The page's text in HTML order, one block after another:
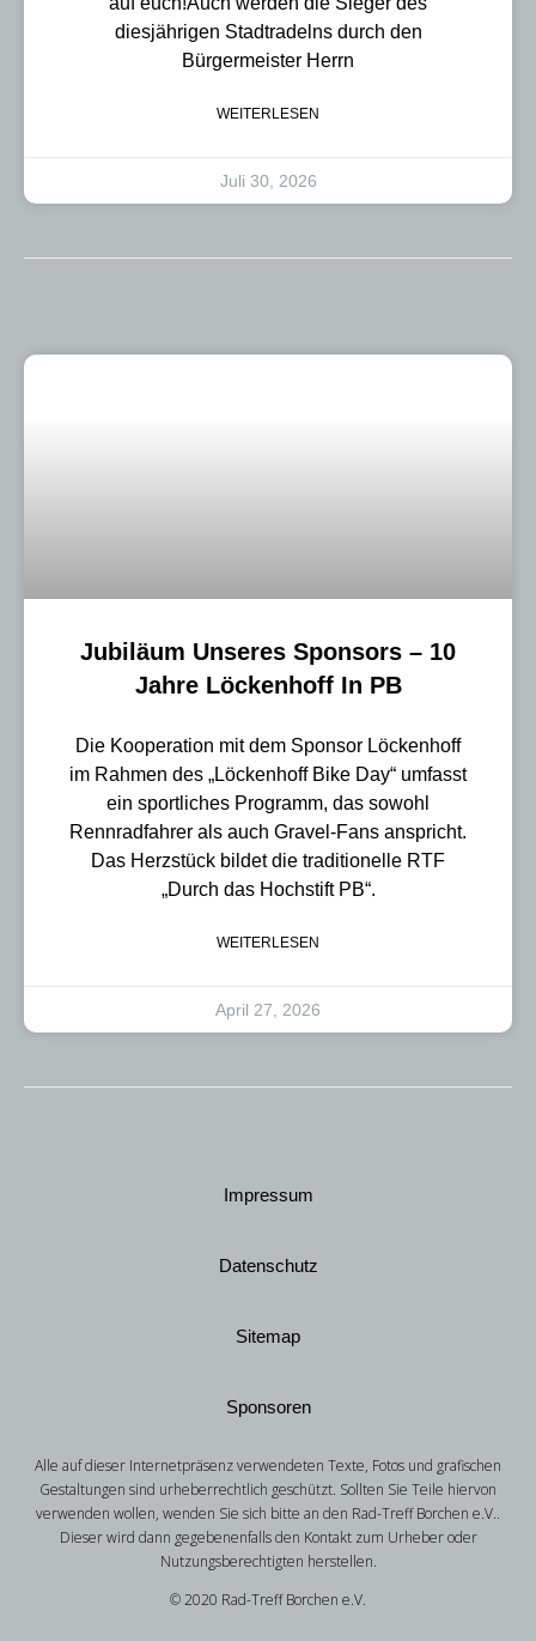
diesjährigen Stadtradelns durch den
Bürgermeister Herrn
WEITERLESEN
Juli 30, 2026
Jubiläum Unseres Sponsors – 10
Jahre Löckenhoff In PB
Die Kooperation mit dem Sponsor Löckenhoff
im Rahmen des „Löckenhoff Bike Day“ umfasst
ein sportliches Programm, das sowohl
Rennradfahrer als auch Gravel-Fans anspricht.
Das Herzstück bildet die traditionelle RTF
„Durch das Hochstift PB“.
WEITERLESEN
April 27, 2026
Impressum
Datenschutz
Sitemap
Sponsoren
Alle auf dieser Internetpräsenz verwendeten Texte, Fotos und grafischen
Gestaltungen sind urheberrechtlich geschützt. Sollten Sie Teile hiervon
verwenden wollen, wenden Sie sich bitte an den Rad-Treff Borchen e.V..
Dieser wird dann gegebenenfalls den Kontakt zum Urheber oder
Nutzungsberechtigten herstellen.
© 2020 Rad-Treff Borchen e.V.